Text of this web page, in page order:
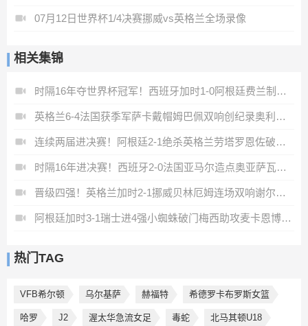
07月12日世界杯1/4决赛挪威vs英格兰全场录像
相关集锦
时隔16年夺世界杯冠军！西班牙加时1-0阿根廷费兰制胜恩佐染红
英格兰6-4法国获季军萨卡戴帽姆巴佩双响创纪录奥利塞2助+失良机
连续两届进决赛！阿根廷2-1绝杀英格兰劳塔罗恩佐破门梅西两助攻
时隔16年进决赛！西班牙2-0法国亚马尔造点奥亚萨瓦尔、波罗破门
晋级四强！英格兰加时2-1挪威贝林厄姆连场双响谢尔德鲁普破门
阿根廷加时3-1瑞士进4强小蜘蛛破门梅西助攻麦卡恩博洛假摔染红
热门TAG
VFB希尔顿 乌尔基萨 赫福特 希德罗卡布罗斯女篮
哈罗 J2 渥太华急流女足 毒蛇 北马其顿U18